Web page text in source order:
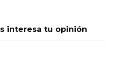
interesa tu opinión